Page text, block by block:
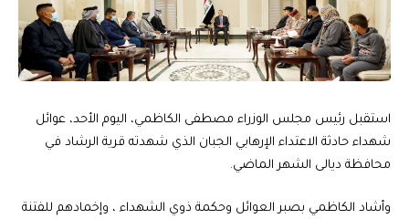
استقبل رئيس مجلس الوزراء مصطفى الكاظمي، اليوم الأحد، عوائل
شهداء حادثة الاعتداء الإرهابي الجبان الذي شهدته قرية الرشاد في
محافظة ديالى الشهر الماضي.
وأشاد الكاظمي بصبر العوائل وحكمة ذوي الشهداء ، وإخمادهم للفتنة